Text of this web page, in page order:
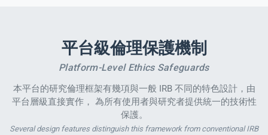
平台級倫理保護機制
Platform-Level Ethics Safeguards
本平台的研究倫理框架有幾項與一般 IRB 不同的特色設計，由
平台層級直接實作， 為所有使用者與研究者提供統一的技術性
保護。
Several design features distinguish this framework from conventional IRB